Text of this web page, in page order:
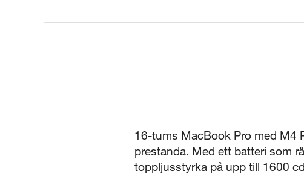
16-tums MacBook Pro med M4
prestanda. Med ett batteri som
toppljusstyrka på upp till 1600